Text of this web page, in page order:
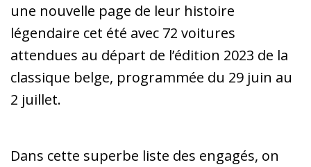
une nouvelle page de leur histoire
légendaire cet été avec 72 voitures
attendues au départ de l’édition 2023 de la
classique belge, programmée du 29 juin au
2 juillet.
Dans cette superbe liste des engagés, on